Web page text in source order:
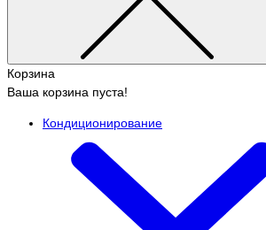
Корзина
Ваша корзина пуста!
Кондиционирование